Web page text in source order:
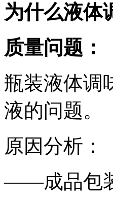
为什么液体
质量问题：
瓶装液体调
液的问题。
原因分析：
——成品包